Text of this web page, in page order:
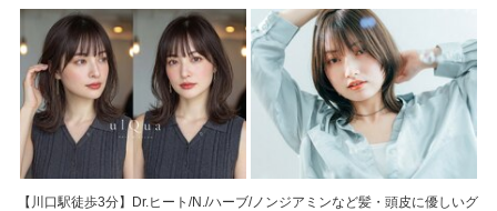
【川口駅徒歩3分】Dr.ヒート/N./ハーブ/ノンジアミンなど髪・頭皮に優しいグ